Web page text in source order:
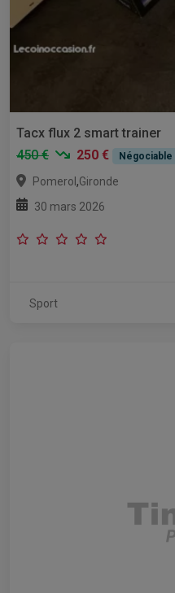
Tacx flux 2 smart trainer
450 €
250 € Négociable
Pomerol ,Gironde
30 mars 2026
Sport